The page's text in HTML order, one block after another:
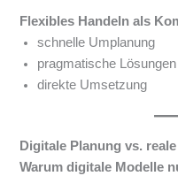
Flexibles Handeln als
schnelle Umplanung
pragmatische Lösungen
direkte Umsetzung
Digitale Planung vs.
Warum digitale Modelle